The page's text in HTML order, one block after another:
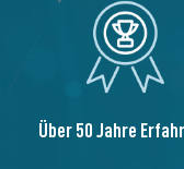
Über 50 Jahre